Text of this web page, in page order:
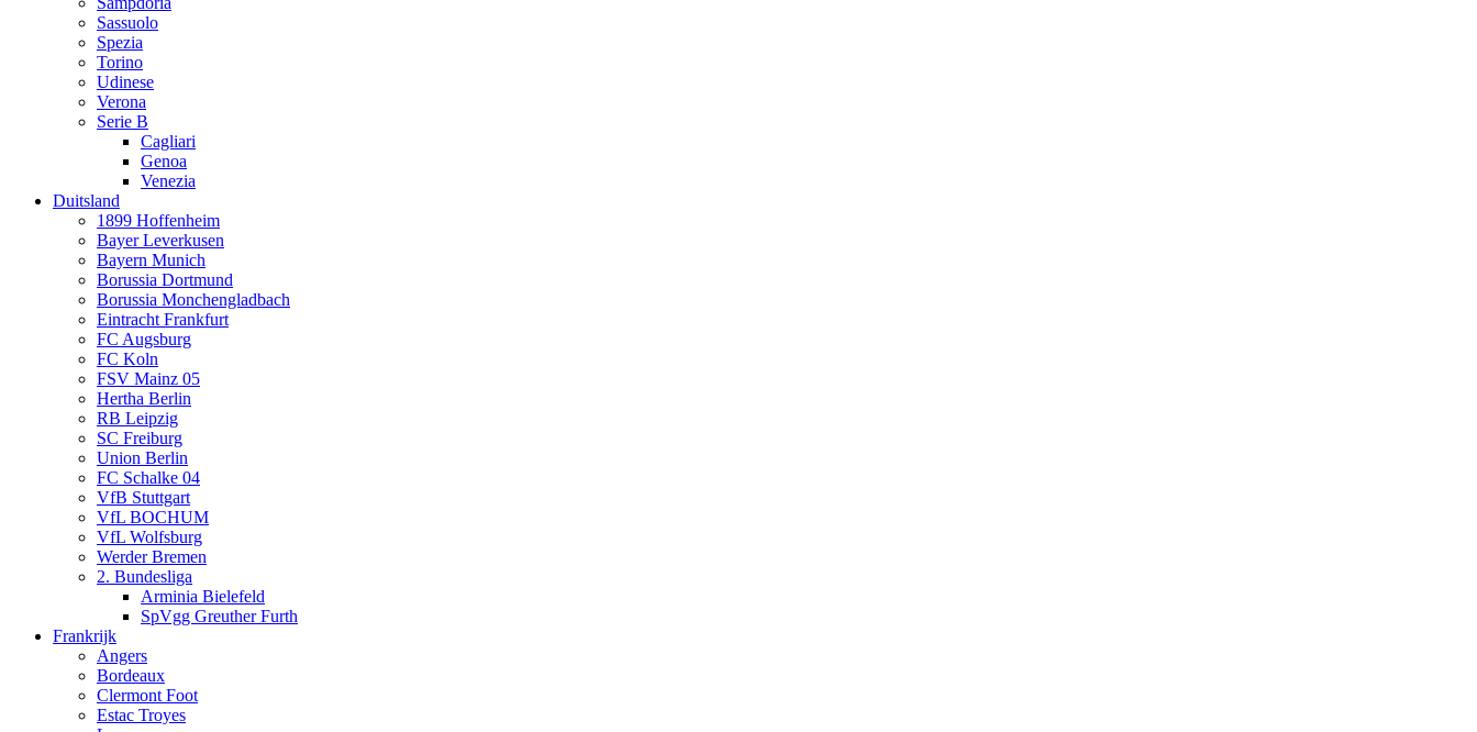
Sassuolo
Spezia
Torino
Udinese
Verona
Serie B
Cagliari
Genoa
Venezia
Duitsland
1899 Hoffenheim
Bayer Leverkusen
Bayern Munich
Borussia Dortmund
Borussia Monchengladbach
Eintracht Frankfurt
FC Augsburg
FC Koln
FSV Mainz 05
Hertha Berlin
RB Leipzig
SC Freiburg
Union Berlin
FC Schalke 04
VfB Stuttgart
VfL BOCHUM
VfL Wolfsburg
Werder Bremen
2. Bundesliga
Arminia Bielefeld
SpVgg Greuther Furth
Frankrijk
Angers
Bordeaux
Clermont Foot
Estac Troyes